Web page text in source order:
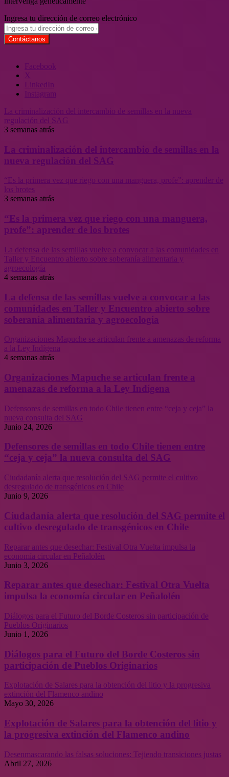
Ingresa tu dirección de correo electrónico
Facebook
X
LinkedIn
Instagram
La criminalización del intercambio de semillas en la nueva
regulación del SAG
3 semanas atrás
La criminalización del intercambio de semillas en la
nueva regulación del SAG
“Es la primera vez que riego con una manguera, profe”: aprender de
los brotes
3 semanas atrás
“Es la primera vez que riego con una manguera,
profe”: aprender de los brotes
La defensa de las semillas vuelve a convocar a las comunidades en
Taller y Encuentro abierto sobre soberanía alimentaria y
agroecología
4 semanas atrás
La defensa de las semillas vuelve a convocar a las
comunidades en Taller y Encuentro abierto sobre
soberanía alimentaria y agroecología
Organizaciones Mapuche se articulan frente a amenazas de reforma
a la Ley Indígena
4 semanas atrás
Organizaciones Mapuche se articulan frente a
amenazas de reforma a la Ley Indígena
Defensores de semillas en todo Chile tienen entre “ceja y ceja” la
nueva consulta del SAG
Junio 24, 2026
Defensores de semillas en todo Chile tienen entre
“ceja y ceja” la nueva consulta del SAG
Ciudadanía alerta que resolución del SAG permite el cultivo
desregulado de transgénicos en Chile
Junio 9, 2026
Ciudadanía alerta que resolución del SAG permite el
cultivo desregulado de transgénicos en Chile
Reparar antes que desechar: Festival Otra Vuelta impulsa la
economía circular en Peñalolén
Junio 3, 2026
Reparar antes que desechar: Festival Otra Vuelta
impulsa la economía circular en Peñalolén
Diálogos para el Futuro del Borde Costeros sin participación de
Pueblos Originarios
Junio 1, 2026
Diálogos para el Futuro del Borde Costeros sin
participación de Pueblos Originarios
Explotación de Salares para la obtención del litio y la progresiva
extinción del Flamenco andino
Mayo 30, 2026
Explotación de Salares para la obtención del litio y
la progresiva extinción del Flamenco andino
Desenmascarando las falsas soluciones: Tejiendo transiciones justas
Abril 27, 2026